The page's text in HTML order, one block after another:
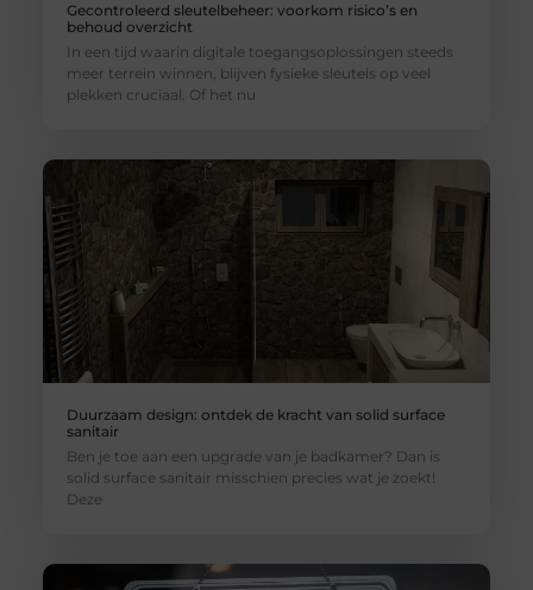
Gecontroleerd sleutelbeheer: voorkom risico’s en
behoud overzicht
In een tijd waarin digitale toegangsoplossingen steeds
meer terrein winnen, blijven fysieke sleutels op veel
plekken cruciaal. Of het nu
Duurzaam design: ontdek de kracht van solid surface
sanitair
Ben je toe aan een upgrade van je badkamer? Dan is
solid surface sanitair misschien precies wat je zoekt!
Deze